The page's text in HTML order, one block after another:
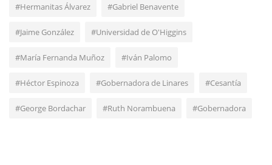
#Hermanitas Álvarez #Gabriel Benavente
#Jaime González #Universidad de O'Higgins
#María Fernanda Muñoz #Iván Palomo
#Héctor Espinoza #Gobernadora de Linares #Cesantía
#George Bordachar #Ruth Norambuena #Gobernadora